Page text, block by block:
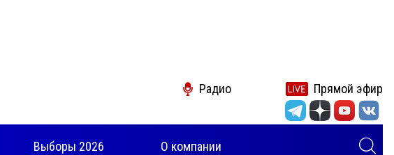
Радио Прямой эфир
Выборы 2026 О компании